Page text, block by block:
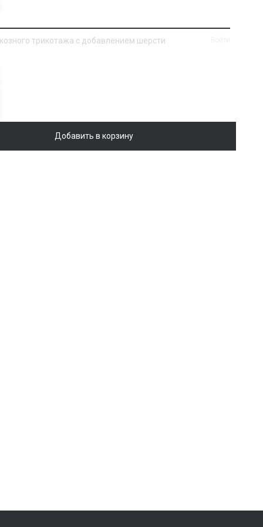
трикотажа с добавлением шерсти Войти
Добавить в корзину